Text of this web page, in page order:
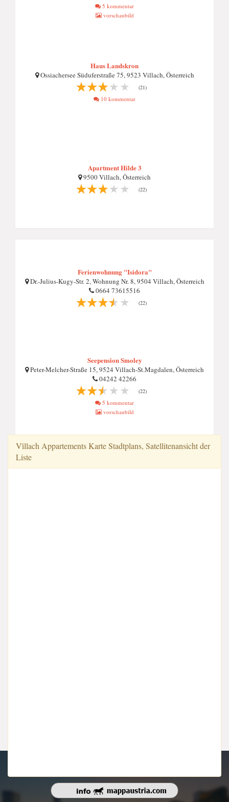
5 kommentar
vorschaubild
Haus Landskron
Ossiachersee Süduferstraße 75, 9523 Villach, Österreich
(21)
10 kommentar
Apartment Hilde 3
9500 Villach, Österreich
(22)
Ferienwohnung "Isidora"
Dr.-Julius-Kugy-Str. 2, Wohnung Nr. 8, 9504 Villach, Österreich
0664 73615516
(22)
Seepension Smoley
Peter-Melcher-Straße 15, 9524 Villach-St.Magdalen, Österreich
04242 42266
(22)
5 kommentar
vorschaubild
Vi̇llach Appartements Karte Stadtplans, Satellitenansicht der
Liste